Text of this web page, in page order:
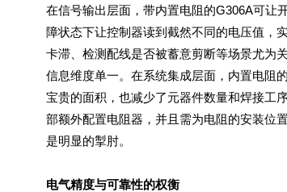
是明显的掣肘。
电气精度与可靠性的权衡